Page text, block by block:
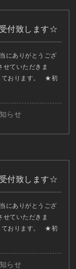
付致します☆
にありがとうござ
ていただきま
ております。 ★初
らせ
付致します☆
にありがとうござ
ていただきま
ております。 ★初
らせ